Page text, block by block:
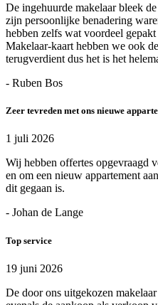
De ingehuurde makelaar bleek
zijn persoonlijke benadering
hebben zelfs wat voordeel
Makelaar-kaart hebben we ook
terugverdient dus het is het
- Ruben Bos
Zeer tevreden met ons nieuwe
1 juli 2026
Wij hebben offertes opgevraagd
en om een nieuw appartement
dit gegaan is.
- Johan de Lange
Top service
19 juni 2026
De door ons uitgekozen